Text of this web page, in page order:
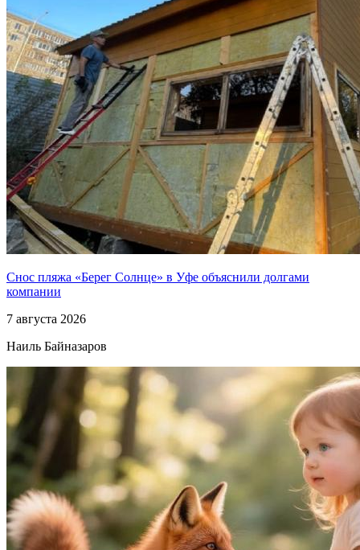
Снос пляжа «Берег Солнце» в Уфе объяснили долгами
компании
7 августа 2026
Наиль Байназаров